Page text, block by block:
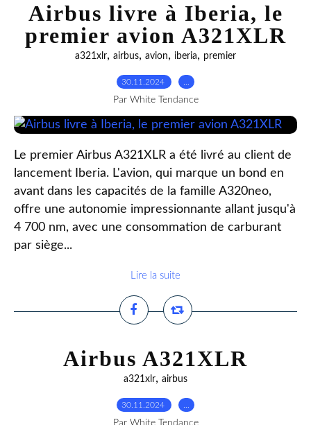
Airbus livre à Iberia, le
premier avion A321XLR
a321xlr, airbus, avion, iberia, premier
30.11.2024
Par White Tendance
Le premier Airbus A321XLR a été livré au client de
lancement Iberia. L'avion, qui marque un bond en
avant dans les capacités de la famille A320neo,
offre une autonomie impressionnante allant jusqu'à
4 700 nm, avec une consommation de carburant
par siège...
Lire la suite
Airbus A321XLR
a321xlr, airbus
30.11.2024
Par White Tendance